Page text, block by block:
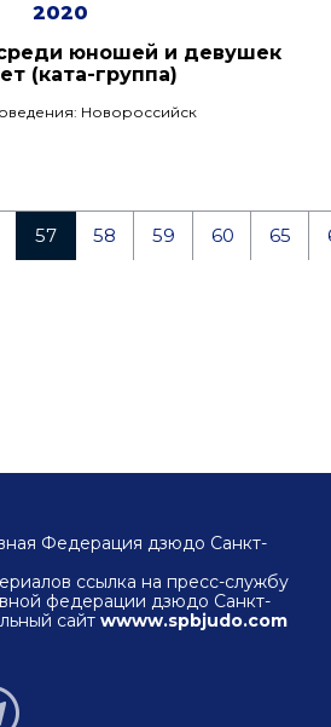
2020
юношей и девушек
(ката-группа)
Новороссийск
57 58 59 60 65
Федерация дзюдо Санкт-
ссылка на пресс-службу
федерации дзюдо Санкт-
сайт wwww.spbjudo.com